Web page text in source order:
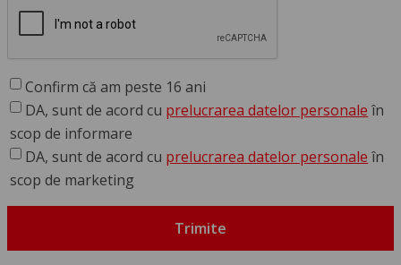
Confirm că am peste 16 ani
DA, sunt de acord cu prelucrarea datelor personale în
scop de informare
DA, sunt de acord cu prelucrarea datelor personale în
scop de marketing
Trimite